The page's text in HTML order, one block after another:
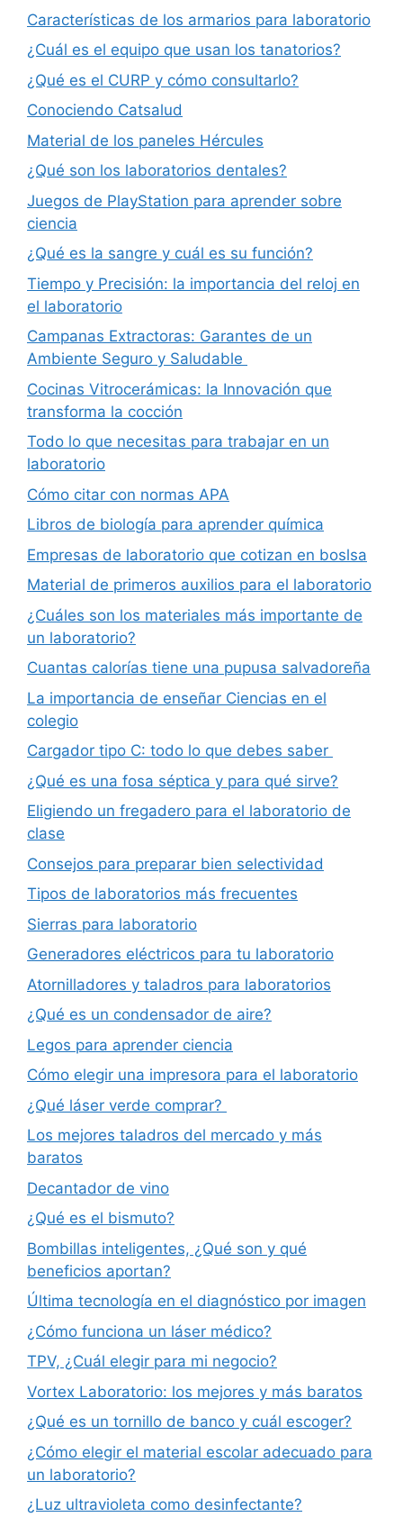
Características de los armarios para laboratorio
¿Cuál es el equipo que usan los tanatorios?
¿Qué es el CURP y cómo consultarlo?
Conociendo Catsalud
Material de los paneles Hércules
¿Qué son los laboratorios dentales?
Juegos de PlayStation para aprender sobre
ciencia
¿Qué es la sangre y cuál es su función?
Tiempo y Precisión: la importancia del reloj en
el laboratorio
Campanas Extractoras: Garantes de un
Ambiente Seguro y Saludable
Cocinas Vitrocerámicas: la Innovación que
transforma la cocción
Todo lo que necesitas para trabajar en un
laboratorio
Cómo citar con normas APA
Libros de biología para aprender química
Empresas de laboratorio que cotizan en boslsa
Material de primeros auxilios para el laboratorio
¿Cuáles son los materiales más importante de
un laboratorio?
Cuantas calorías tiene una pupusa salvadoreña
La importancia de enseñar Ciencias en el
colegio
Cargador tipo C: todo lo que debes saber
¿Qué es una fosa séptica y para qué sirve?
Eligiendo un fregadero para el laboratorio de
clase
Consejos para preparar bien selectividad
Tipos de laboratorios más frecuentes
Sierras para laboratorio
Generadores eléctricos para tu laboratorio
Atornilladores y taladros para laboratorios
¿Qué es un condensador de aire?
Legos para aprender ciencia
Cómo elegir una impresora para el laboratorio
¿Qué láser verde comprar?
Los mejores taladros del mercado y más
baratos
Decantador de vino
¿Qué es el bismuto?
Bombillas inteligentes, ¿Qué son y qué
beneficios aportan?
Última tecnología en el diagnóstico por imagen
¿Cómo funciona un láser médico?
TPV, ¿Cuál elegir para mi negocio?
Vortex Laboratorio: los mejores y más baratos
¿Qué es un tornillo de banco y cuál escoger?
¿Cómo elegir el material escolar adecuado para
un laboratorio?
¿Luz ultravioleta como desinfectante?